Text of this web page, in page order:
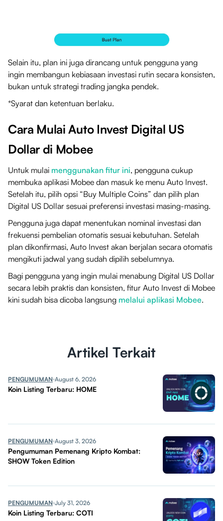
Selain itu, plan ini juga dirancang untuk pengguna yang
ingin membangun kebiasaan investasi rutin secara konsisten,
bukan untuk strategi trading jangka pendek.
*Syarat dan ketentuan berlaku.
Cara Mulai Auto Invest Digital US
Dollar di Mobee
Untuk mulai menggunakan fitur ini, pengguna cukup
membuka aplikasi Mobee dan masuk ke menu Auto Invest.
Setelah itu, pilih opsi “Buy Multiple Coins” dan pilih plan
Digital US Dollar sesuai preferensi investasi masing-masing.
Pengguna juga dapat menentukan nominal investasi dan
frekuensi pembelian otomatis sesuai kebutuhan. Setelah
plan dikonfirmasi, Auto Invest akan berjalan secara otomatis
mengikuti jadwal yang sudah dipilih sebelumnya.
Bagi pengguna yang ingin mulai menabung Digital US Dollar
secara lebih praktis dan konsisten, fitur Auto Invest di Mobee
kini sudah bisa dicoba langsung melalui aplikasi Mobee.
Artikel Terkait
PENGUMUMAN August 6, 2026
Koin Listing Terbaru: HOME
PENGUMUMAN August 3, 2026
Pengumuman Pemenang Kripto Kombat:
SHOW Token Edition
PENGUMUMAN July 31, 2026
Koin Listing Terbaru: COTI